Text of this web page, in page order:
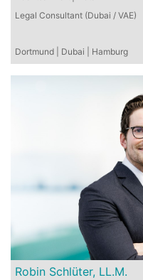
Legal Consultant (Dubai / VAE)
Dortmund | Dubai | Hamburg
Robin Schlüter, LL.M.